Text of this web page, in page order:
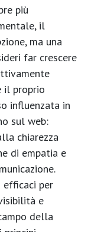
più
il
ma una
far crescere
il proprio
influenzata in
sul web:
chiarezza
di empatia e
efficaci per
e
della